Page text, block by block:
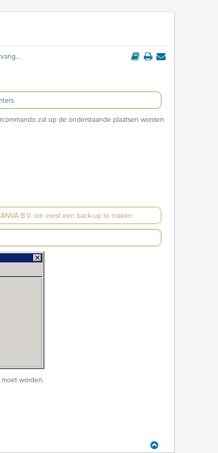
BFPI - Printerinstelling vervangen
zal op de onderstaande plaatsen worden
B.V. om eerst een back-up te maken.
worden.